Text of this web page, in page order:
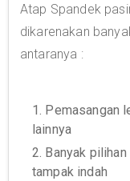
Atap Spandek
dikarenakan
antaranya :
1. Pemasangan
lainnya
2. Banyak
tampak indah